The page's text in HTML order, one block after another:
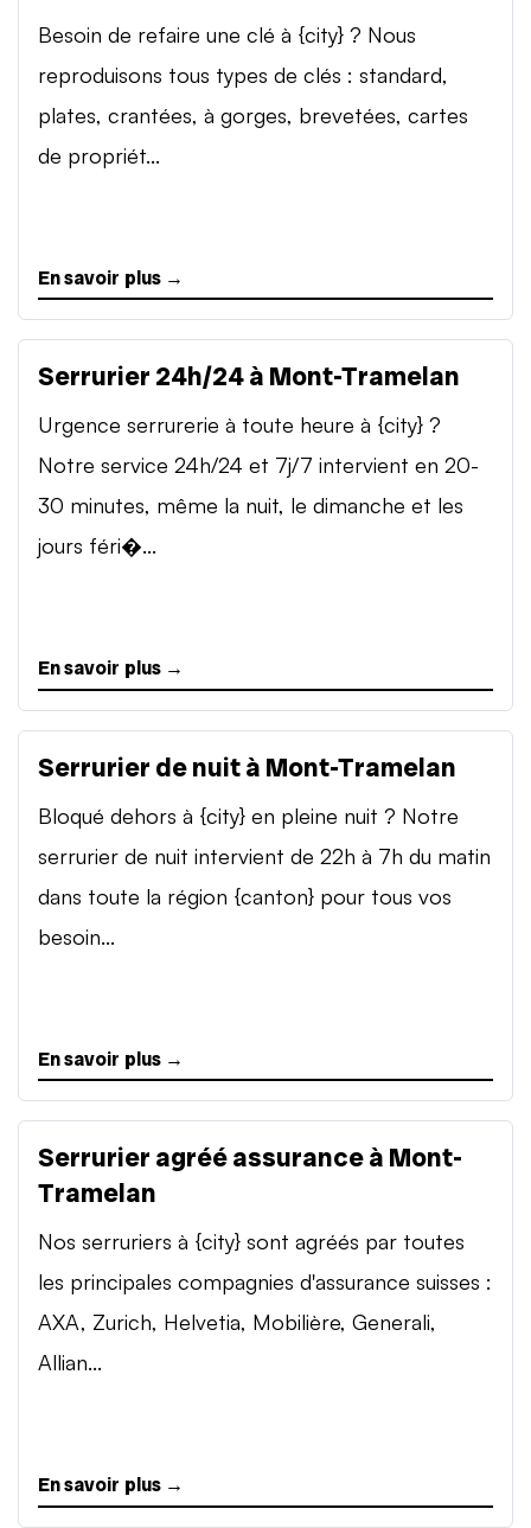
Besoin de refaire une clé à {city} ? Nous
reproduisons tous types de clés : standard,
plates, crantées, à gorges, brevetées, cartes
de propriét...
En savoir plus →
Serrurier 24h/24 à Mont-Tramelan
Urgence serrurerie à toute heure à {city} ?
Notre service 24h/24 et 7j/7 intervient en 20-
30 minutes, même la nuit, le dimanche et les
jours féri�...
En savoir plus →
Serrurier de nuit à Mont-Tramelan
Bloqué dehors à {city} en pleine nuit ? Notre
serrurier de nuit intervient de 22h à 7h du matin
dans toute la région {canton} pour tous vos
besoin...
En savoir plus →
Serrurier agréé assurance à Mont-
Tramelan
Nos serruriers à {city} sont agréés par toutes
les principales compagnies d'assurance suisses :
AXA, Zurich, Helvetia, Mobilière, Generali,
Allian...
En savoir plus →